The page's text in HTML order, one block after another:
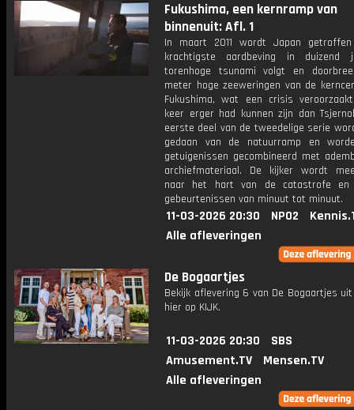
Fukushima, een kernramp van
binnenuit: Afl. 1
In maart 2011 wordt Japan
krachtigste aardbeving in duizend
torenhoge tsunami volgt en
meter hoge zeeweringen van de
Fukushima, wat een crisis
keer erger had kunnen zijn dan
eerste deel van de tweedelige serie
gedaan van de natuurramp en
getuigenissen gecombineerd met
archiefmateriaal. De kijker wordt
naar het hart van de catastrofe en
gebeurtenissen van minuut tot minuut.
11-03-2026 20:30 NPO2
Alle afleveringen
De Bogaartjes
Bekijk aflevering 6 van De Bogaartjes uit
hier op KIJK.
11-03-2026 20:30
SBS
Amusement.TV
Mensen.TV
Alle afleveringen